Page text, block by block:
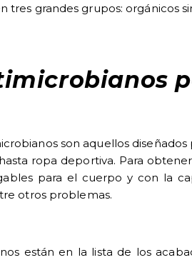
tres grandes grupos: orgánicos
son aquellos
ropa deportiva. Para
para el cuerpo y con la
otros problemas.
están en la lista de los